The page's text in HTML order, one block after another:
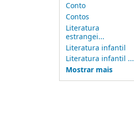
Conto
Contos
Literatura
estrangei...
Literatura infantil
Literatura infantil ...
Mostrar mais